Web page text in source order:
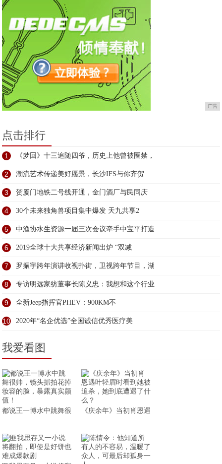
广告
点击排行
1 《梦回》十三追随四爷，历史上他曾被圈禁，
2 潮流艺术传递美好愿景，长沙IFS与你齐贺
3 贺厦门地铁二号线开通，金门酒厂与民同庆
4 30个未来独角兽项目集中爆发 天九共享2
5 中渔协水生资源一届三次会议牵手中宝平打造
6 2019全球十大共享经济新闻出炉 “双减
7 罗振宇跨年演讲收视扑街，卫视跨年节目，湖
8 专访明远家纺董事长陈义忠：我想和这个行业
9 全新Jeep指挥官PHEV：900KM不
10 2020年“名企优选”全国诚信优秀医疗美
我爱看图
都说王一博水中跳舞很 《庆余年》当初肖恩遇